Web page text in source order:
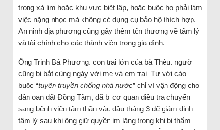
trong xà lim hoặc khu vực biệt lập, hoặc buộc họ phải làm
việc nặng nhọc mà không có dụng cụ bảo hộ thích hợp.
An ninh địa phương cũng gây thêm tổn thương về tâm lý
và tài chính cho các thành viên trong gia đình.
Ông Trịnh Bá Phương, con trai lớn của bà Thêu, người
cũng bị bắt cùng ngày với mẹ và em trai Tư với cáo
buộc “tuyên truyền chống nhà nước” chỉ vì vận động cho
dân oan đất Đồng Tâm, đã bị cơ quan điều tra chuyển
sang bệnh viện tâm thần vào đầu tháng 3 để giám định
tâm lý sau khi ông giữ quyền im lặng trong khi bị thẩm